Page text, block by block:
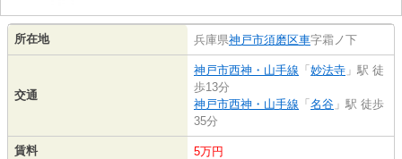
所在地 兵庫県神戸市須磨区車字霜ノ下
交通
神戸市西神・山手線 「妙法寺 」駅 徒
歩13分
神戸市西神・山手線 「名谷 」駅 徒歩
35分
賃料 5万円